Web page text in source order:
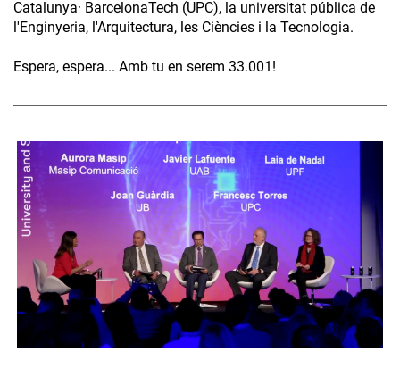
Catalunya· BarcelonaTech (UPC), la universitat pública de
l'Enginyeria, l'Arquitectura, les Ciències i la Tecnologia.
Espera, espera... Amb tu en serem 33.001!